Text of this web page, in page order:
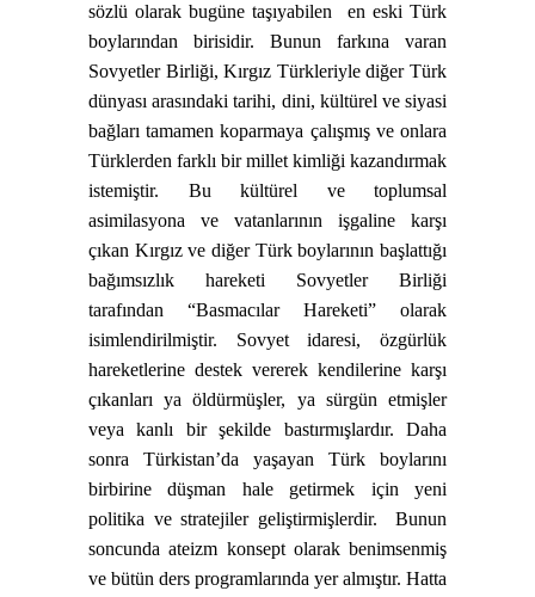
sözlü olarak bugüne taşıyabilen
en eski Türk
boylarından birisidir. Bunun farkına varan
Sovyetler Birliği, Kırgız Türkleriyle diğer Türk
dünyası arasındaki tarihi, dini, kültürel ve siyasi
bağları tamamen koparmaya çalışmış ve onlara
Türklerden farklı bir millet kimliği kazandırmak
istemiştir. Bu kültürel ve toplumsal
asimilasyona ve vatanlarının işgaline karşı
çıkan Kırgız ve diğer Türk boylarının başlattığı
bağımsızlık hareketi Sovyetler Birliği
tarafından “Basmacılar Hareketi” olarak
isimlendirilmiştir. Sovyet idaresi, özgürlük
hareketlerine destek vererek kendilerine karşı
çıkanları ya öldürmüşler, ya sürgün etmişler
veya kanlı bir şekilde bastırmışlardır. Daha
sonra Türkistan’da yaşayan Türk boylarını
birbirine düşman hale getirmek için yeni
politika ve stratejiler geliştirmişlerdir.
Bunun
soncunda ateizm konsept olarak benimsenmiş
ve bütün ders programlarında yer almıştır. Hatta